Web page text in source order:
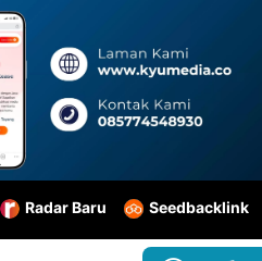
Radar Baru Seedbacklink